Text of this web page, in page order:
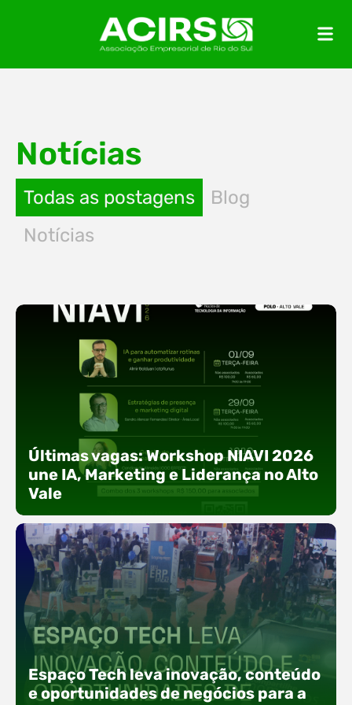
Notícias
Todas as postagens
Blog
Notícias
Últimas vagas: Workshop NIAVI 2026
une IA, Marketing e Liderança no Alto
Vale
Com o objetivo de impulsionar a produtividade, a
presença digital e a gestão nas empresas do
Alto Vale, o Núcleo de Tecnologia da Informação
(NIAVI), Polo ACATE-ACIRS, realiza a edição
Espaço Tech leva inovação, conteúdo
e oportunidades de negócios para a